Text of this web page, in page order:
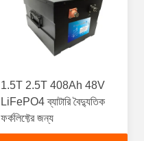
1.5T 2.5T 408Ah 48V
LiFePO4 ব্যাটারি বৈদ্যুতিক
ফর্কলিফ্টের জন্য